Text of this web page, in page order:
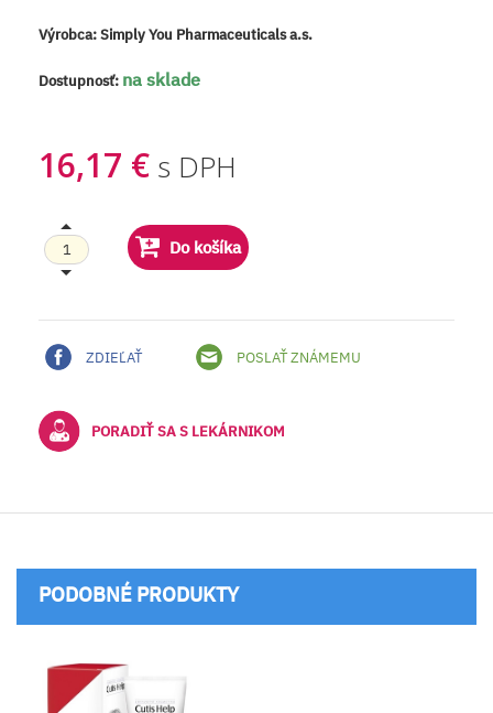
Výrobca:Simply You Pharmaceuticals a.s.
Dostupnosť: na sklade
16,17 € s DPH
Do košíka
ZDIEĽAŤ POSLAŤ ZNÁMEMU
PORADIŤ SA S LEKÁRNIKOM
PODOBNÉ PRODUKTY